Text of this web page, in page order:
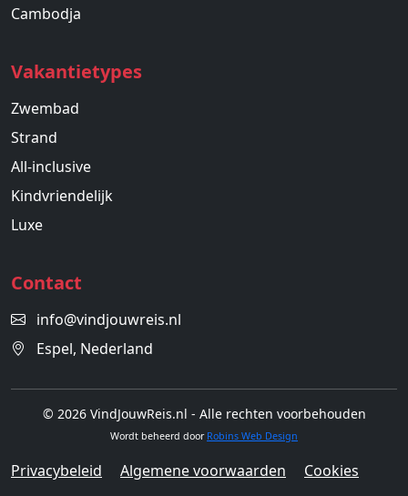
Cambodja
Vakantietypes
Zwembad
Strand
All-inclusive
Kindvriendelijk
Luxe
Contact
info@vindjouwreis.nl
Espel, Nederland
© 2026 VindJouwReis.nl - Alle rechten voorbehouden
Wordt beheerd door Robins Web Design
Privacybeleid Algemene voorwaarden Cookies